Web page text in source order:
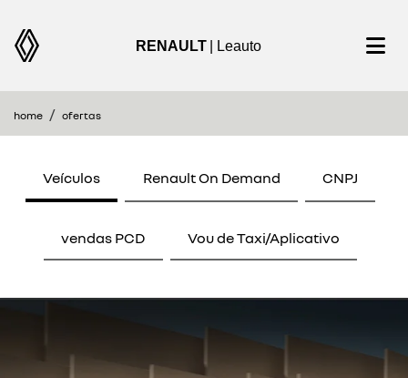
RENAULT | Leauto
home ofertas
Veículos Renault On Demand CNPJ
vendas PCD Vou de Taxi/Aplicativo